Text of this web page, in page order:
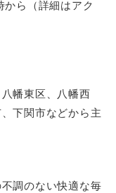
ら（詳細はアク
幡東区、八幡西
下関市などから主
調のない快適な毎